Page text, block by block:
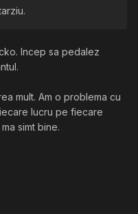
Incep sa pedalez
mult. Am o problema cu
lucru pe fiecare
simt bine.